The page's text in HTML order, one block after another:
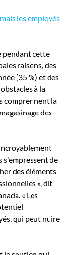
les employés
pendant cette
raisons, des
(35 %) et des
à la
comprennent la
des
s'empressent de
des éléments
», dit
« Les
qui peut nuire